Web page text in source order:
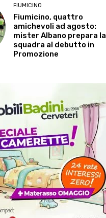
FIUMICINO
Fiumicino, quattro
amichevoli ad agosto:
mister Albano prepara la
squadra al debutto in
Promozione